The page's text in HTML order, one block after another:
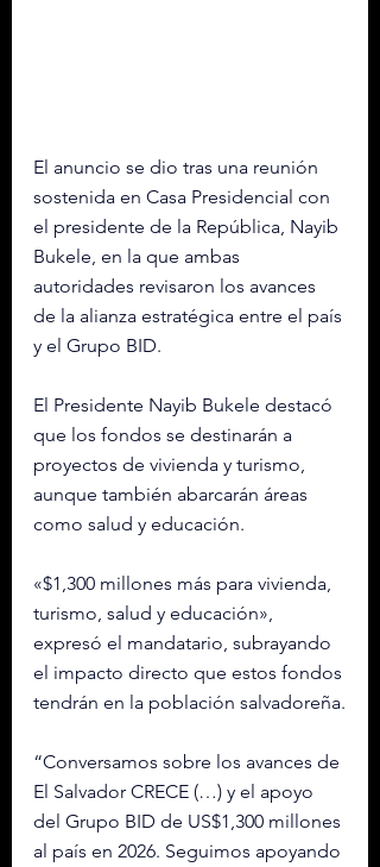
El anuncio se dio tras una reunión
sostenida en Casa Presidencial con
el presidente de la República, Nayib
Bukele, en la que ambas
autoridades revisaron los avances
de la alianza estratégica entre el país
y el Grupo BID.
El Presidente Nayib Bukele destacó
que los fondos se destinarán a
proyectos de vivienda y turismo,
aunque también abarcarán áreas
como salud y educación.
«$1,300 millones más para vivienda,
turismo, salud y educación»,
expresó el mandatario, subrayando
el impacto directo que estos fondos
tendrán en la población salvadoreña.
“Conversamos sobre los avances de
El Salvador CRECE (…) y el apoyo
del Grupo BID de US$1,300 millones
al país en 2026. Seguimos apoyando